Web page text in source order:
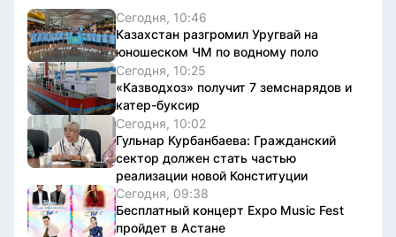
Сегодня, 10:46
Казахстан разгромил Уругвай на
юношеском ЧМ по водному поло
Сегодня, 10:25
«Казводхоз» получит 7 земснарядов и
катер-буксир
Сегодня, 10:02
Гульнар Курбанбаева: Гражданский
сектор должен стать частью
реализации новой Конституции
Сегодня, 09:38
Бесплатный концерт Expo Music Fest
пройдет в Астане